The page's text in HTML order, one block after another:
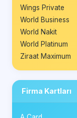
Wings Private
World Business
World Nakit
World Platinum
Ziraat Maximum
Firma Kartları